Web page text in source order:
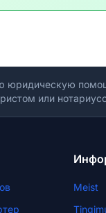
или
Meist